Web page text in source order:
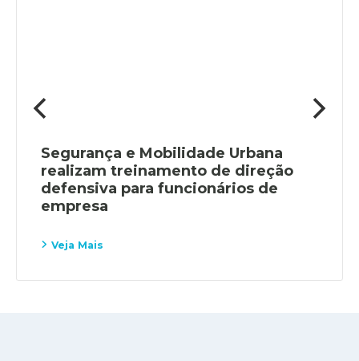
Segurança e Mobilidade Urbana
realizam treinamento de direção
defensiva para funcionários de
empresa
Veja Mais